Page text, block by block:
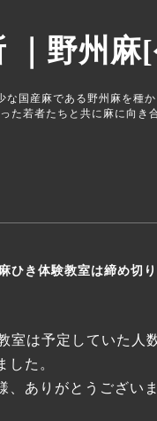
｜野州麻
国産麻である野州麻を種
た若者たちと共に麻に向き
き体験教室は締め切
は予定していた人
した。
、ありがとうござい